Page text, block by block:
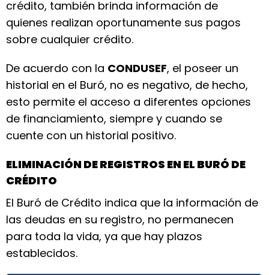
crédito, también brinda información de
quienes realizan oportunamente sus pagos
sobre cualquier crédito.
De acuerdo con la CONDUSEF, el poseer un
historial en el Buró, no es negativo, de hecho,
esto permite el acceso a diferentes opciones
de financiamiento, siempre y cuando se
cuente con un historial positivo.
ELIMINACIÓN DE REGISTROS EN EL BURÓ DE
CRÉDITO
El Buró de Crédito indica que la información de
las deudas en su registro, no permanecen
para toda la vida, ya que hay plazos
establecidos.